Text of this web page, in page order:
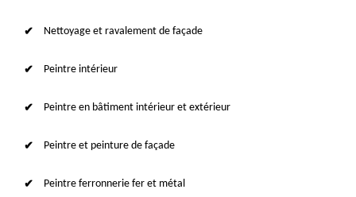
Nettoyage et ravalement de façade
Peintre intérieur
Peintre en bâtiment intérieur et extérieur
Peintre et peinture de façade
Peintre ferronnerie fer et métal